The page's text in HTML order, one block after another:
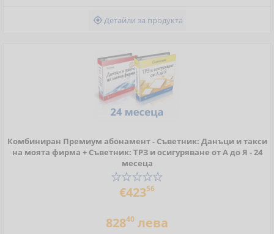
Детайли за продукта
Комбиниран Премиум абонамент - Съветник: Данъци и такси
на моята фирма + Съветник: ТРЗ и осигуряване от А до Я - 24
месеца
€42356
82840 лева